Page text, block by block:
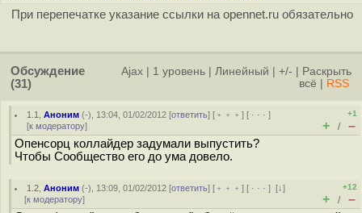
При перепечатке указание ссылки на opennet.ru обязательно
Обсуждение
(31)
Ajax 1 уровень Линейный +/-
Раскрыть
всё
RSS
1.1 ,Аноним (-), 13:04, 01/02/2012 [ответить] [ ﹢﹢﹢] [ · · ·]
[к модератору]
+1
+ / –
Опенсорц коллайдер задумали выпустить?
Чтобы Сообщество его до ума довело.
1.2 ,Аноним (-), 13:09, 01/02/2012 [ответить] [ ﹢﹢﹢] [ · · ·][↓]
[к модератору]
+12
+ / –